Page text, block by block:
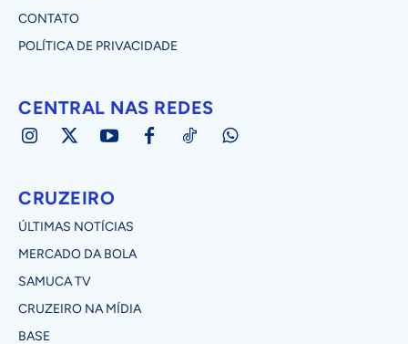
CONTATO
POLÍTICA DE PRIVACIDADE
CENTRAL NAS REDES
CRUZEIRO
ÚLTIMAS NOTÍCIAS
MERCADO DA BOLA
SAMUCA TV
CRUZEIRO NA MÍDIA
BASE